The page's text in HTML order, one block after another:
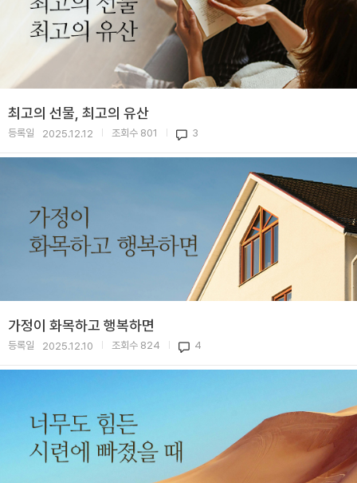
최고의 선물, 최고의 유산
등록일 2025.12.12 조회수 801 3
가정이 화목하고 행복하면
등록일 2025.12.10 조회수 824 4